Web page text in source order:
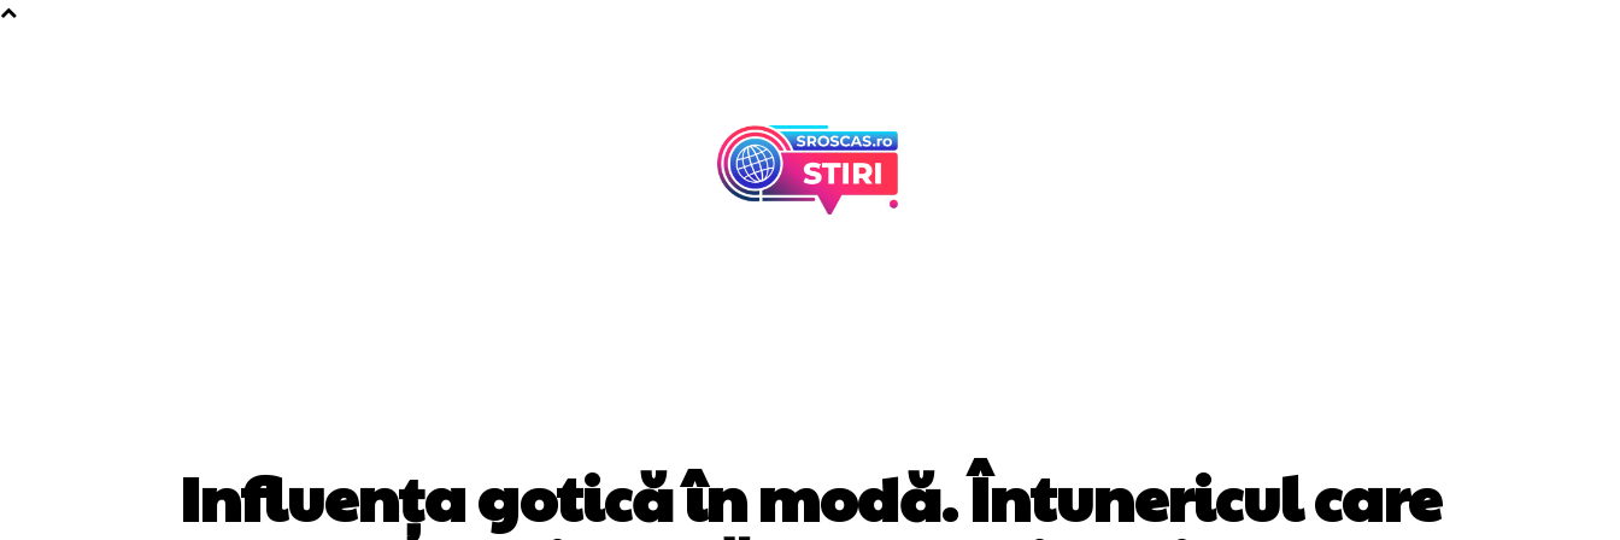
Influența gotică în modă. Întunericul care